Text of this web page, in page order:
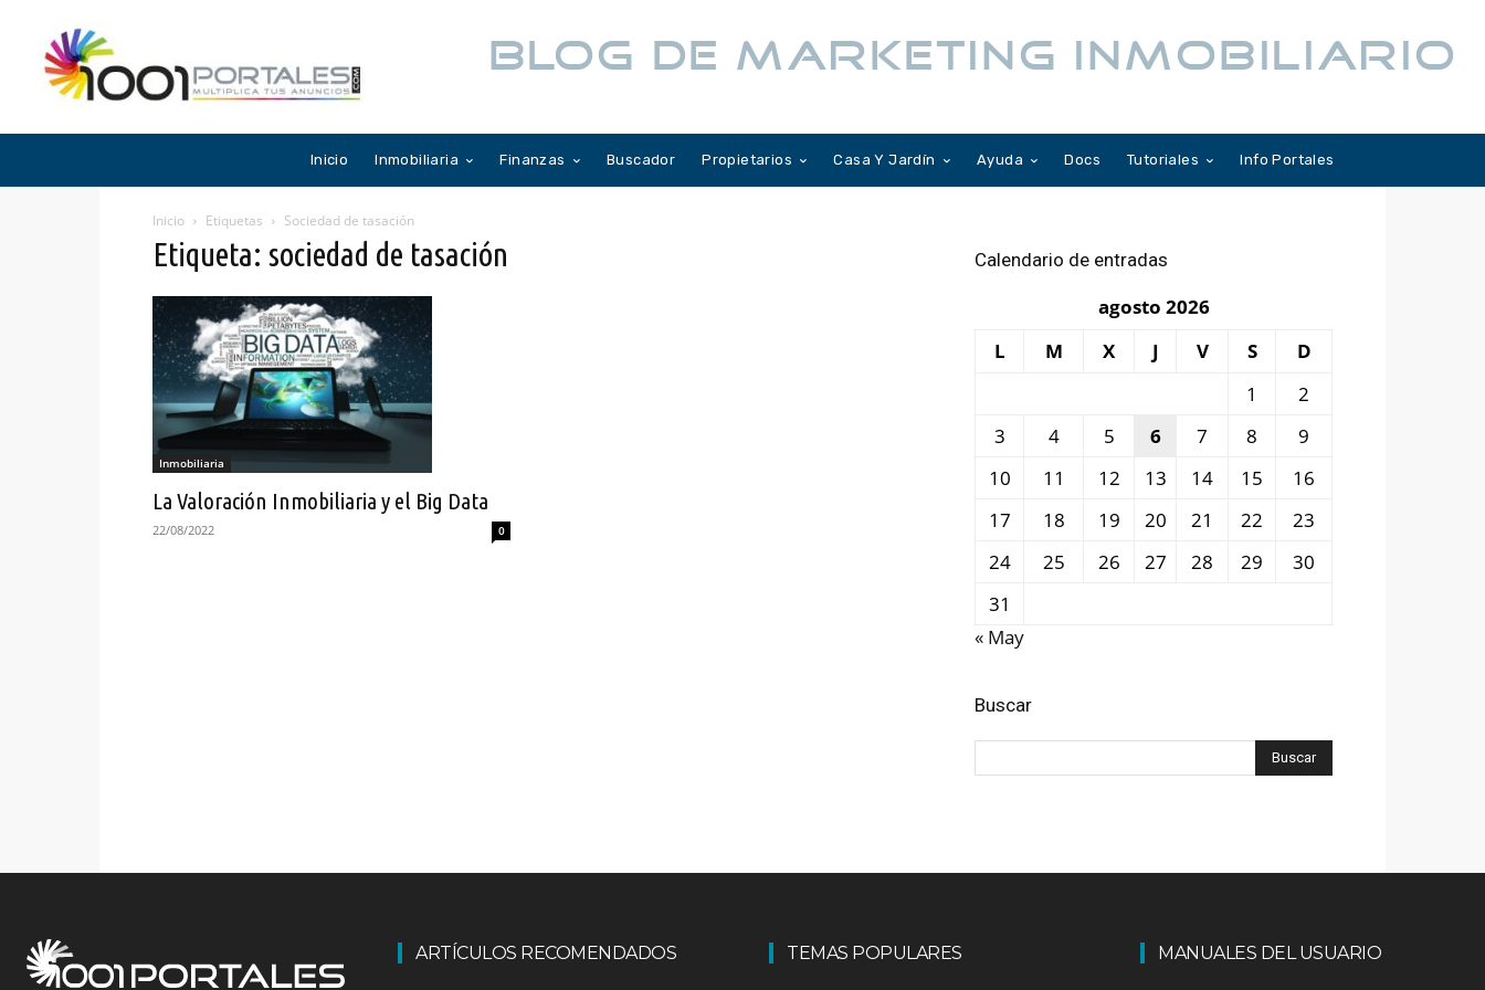
BLOG DE MARKETING INMOBILIARIO
Inicio Inmobiliaria Finanzas Buscador Propietarios Casa Y Jardín Ayuda Docs Tutoriales Info Portales
Inicio Etiquetas Sociedad de tasación
Etiqueta: sociedad de tasación
Inmobiliaria
La Valoración Inmobiliaria y el Big Data
22/08/2022 0
Calendario de entradas
agosto 2026
L
M X J V S
D
1
2
3
4 5 6 7 8
9
10
11 12 13 14 15
16
17
18 19 20 21 22
23
24
25 26 27 28 29
30
31
« May
Buscar
ARTÍCULOS RECOMENDADOS TEMAS POPULARES MANUALES DEL USUARIO